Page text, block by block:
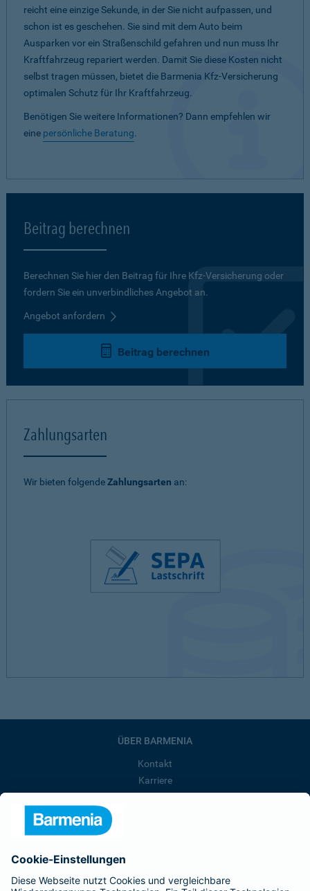
reicht eine einzige Sekunde, in der Sie nicht aufpassen, und
schon ist es geschehen. Sie sind mit dem Auto beim
Ausparken vor ein Straßenschild gefahren und nun muss Ihr
Kraftfahrzeug repariert werden. Damit Sie diese Kosten nicht
selbst tragen müssen, bietet die Barmenia Kfz-Versicherung
optimalen Schutz für Ihr Kraftfahrzeug.
Benötigen Sie weitere Informationen? Dann empfehlen wir
eine persönliche Beratung.
Beitrag berechnen
Berechnen Sie hier den Beitrag für Ihre Kfz-Versicherung oder
fordern Sie ein unverbindliches Angebot an.
Angebot anfordern
Beitrag berechnen
Zahlungsarten
Wir bieten folgendeZahlungsarten an:
ÜBER BARMENIA
Kontakt
Karriere
Barmenia ist Teil der BarmeniaGothaer